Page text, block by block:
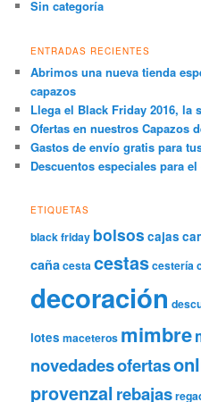
Sin categoría
ENTRADAS RECIENTES
Abrimos una nueva tienda
capazos
Llega el Black Friday 2016, la
Ofertas en nuestros Capazos
Gastos de envío gratis para
Descuentos especiales para
ETIQUETAS
black friday bolsos cajas
cañacestacestascestería
decoración
lotes maceteros mimbre
novedadesofertas
provenzalrebajas